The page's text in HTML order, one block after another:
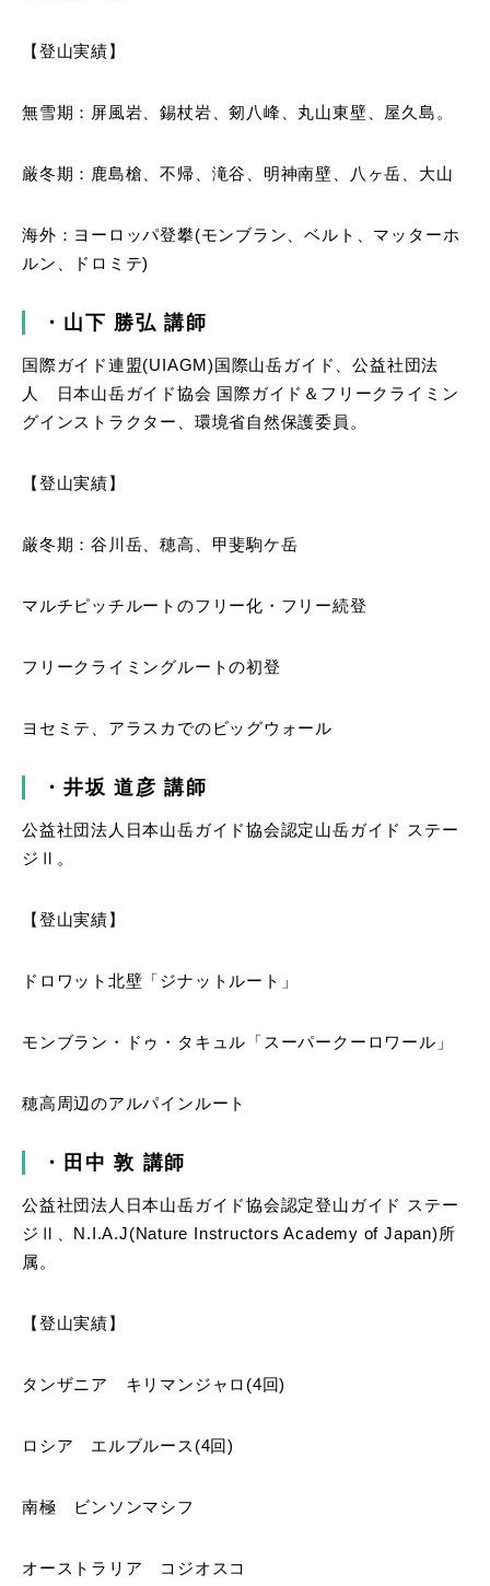
【登山実績】
無雪期：屏風岩、錫杖岩、剱八峰、丸山東壁、屋久島。
厳冬期：鹿島槍、不帰、滝谷、明神南壁、八ヶ岳、大山
海外：ヨーロッパ登攀(モンブラン、ベルト、マッターホ
ルン、ドロミテ)
・山下 勝弘講師
国際ガイド連盟(UIAGM)国際山岳ガイド、公益社団法
人 日本山岳ガイド協会 国際ガイド＆フリークライミン
グインストラクター、環境省自然保護委員。
【登山実績】
厳冬期：谷川岳、穂高、甲斐駒ケ岳
マルチピッチルートのフリー化・フリー続登
フリークライミングルートの初登
ヨセミテ、アラスカでのビッグウォール
・井坂道彦講師
公益社団法人日本山岳ガイド協会認定山岳ガイド ステー
ジⅡ。
【登山実績】
ドロワット北壁「ジナットルート」
モンブラン・ドゥ・タキュル「スーパークーロワール」
穂高周辺のアルパインルート
・田中敦 講師
公益社団法人日本山岳ガイド協会認定登山ガイド ステー
ジⅡ、N.I.A.J(Nature Instructors Academy of Japan)所
属。
【登山実績】
タンザニア キリマンジャロ(4回)
ロシア エルブルース(4回)
南極 ビンソンマシフ
オーストラリア コジオスコ